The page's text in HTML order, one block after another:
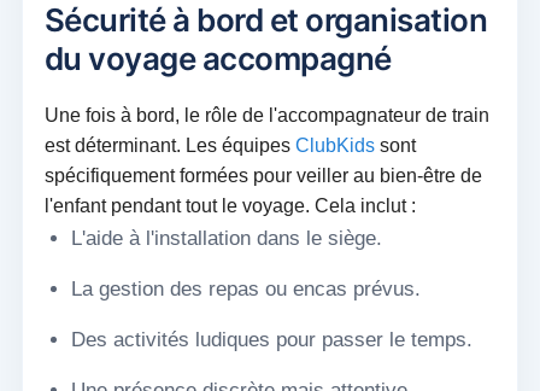
Sécurité à bord et organisation
du voyage accompagné
Une fois à bord, le rôle de l'accompagnateur de train
est déterminant. Les équipes ClubKidssont
spécifiquement formées pour veiller au bien-être de
l'enfant pendant tout le voyage. Cela inclut :
L'aide à l'installation dans le siège.
La gestion des repas ou encas prévus.
Des activités ludiques pour passer le temps.